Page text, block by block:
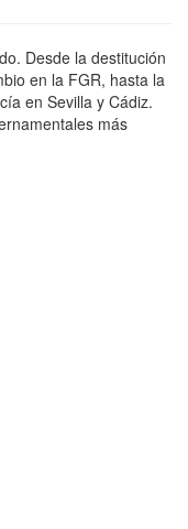
Desde la destitución
en la FGR, hasta la
en Sevilla y Cádiz.
más